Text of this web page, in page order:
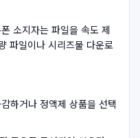
소지자는 파일을 속도 제
파일이나 시리즈물 다운로
하거나 정액제 상품을 선택